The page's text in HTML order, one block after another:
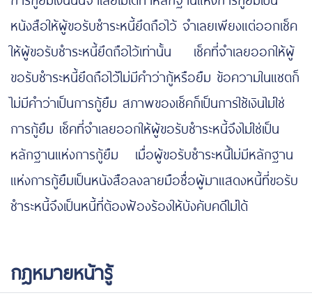
หนังสือให้ผู้ขอรับชำระหนี้ยึดถือไว้ จำเลยเพียงแต่ออกเช็ค
ให้ผู้ขอรับชำระหนี้ยึดถือไว้เท่านั้น เช็คที่จำเลยออกให้ผู้
ขอรับชำระหนี้ยึดถือไว้ไม่มีคำว่ากู้หรือยืม ข้อความในแชตก็
ไม่มีคำว่าเป็นการกู้ยืม สภาพของเช็คก็เป็นการใช้เงินไม่ใช่
การกู้ยืม เช็คที่จำเลยออกให้ผู้ขอรับชำระหนี้จึงไม่ใช่เป็น
หลักฐานแห่งการกู้ยืม เมื่อผู้ขอรับชำระหนี้ไม่มีหลักฐาน
แห่งการกู้ยืมเป็นหนังสือลงลายมือชื่อผู้มาแสดงหนี้ที่ขอรับ
ชำระหนี้จึงเป็นหนี้ที่ต้องฟ้องร้องให้บังคับคดีไม่ได้
กฎหมายหน้ารู้